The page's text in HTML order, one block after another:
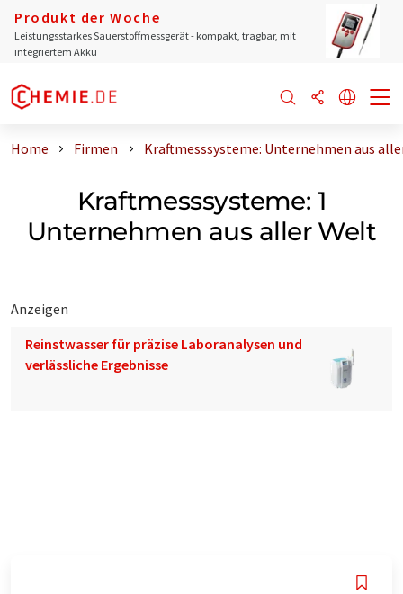
Produkt der Woche
Leistungsstarkes Sauerstoffmessgerät - kompakt, tragbar, mit
integriertem Akku
Home Firmen Kraftmesssysteme: Unternehmen aus
Kraftmesssysteme: 1
Unternehmen aus aller Welt
Anzeigen
Reinstwasser für präzise Laboranalysen und
verlässliche Ergebnisse